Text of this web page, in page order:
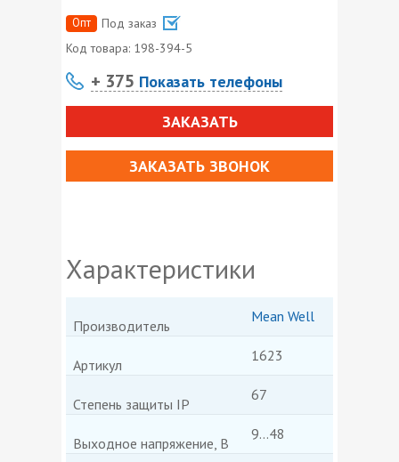
Опт
Под заказ
Код товара: 198-394-5
+ 375 Показать телефоны
ЗАКАЗАТЬ
ЗАКАЗАТЬ ЗВОНОК
Характеристики
Производитель
Mean Well
Артикул
1623
Степень защиты IP
67
Выходное напряжение, В
9...48